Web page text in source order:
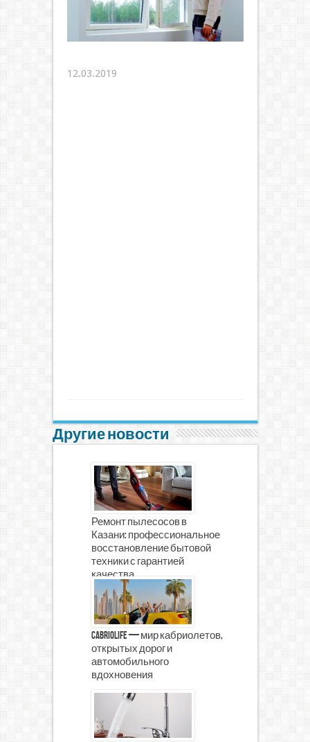
12.03.2019
Другие новости
Ремонт пылесосов в
Казани: профессиональное
восстановление бытовой
техники с гарантией
качества
CabrioLife — мир кабриолетов,
открытых дорог и
автомобильного
вдохновения